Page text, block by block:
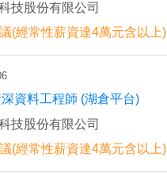
技股份有限公司
(經常性薪資達4萬元含以上)
資料工程師 (湖倉平台)
技股份有限公司
(經常性薪資達4萬元含以上)